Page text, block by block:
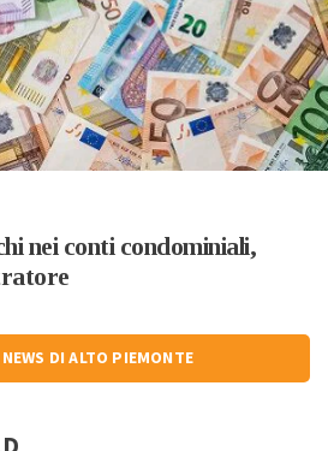
nei conti condominiali,
DI ALTO PIEMONTE